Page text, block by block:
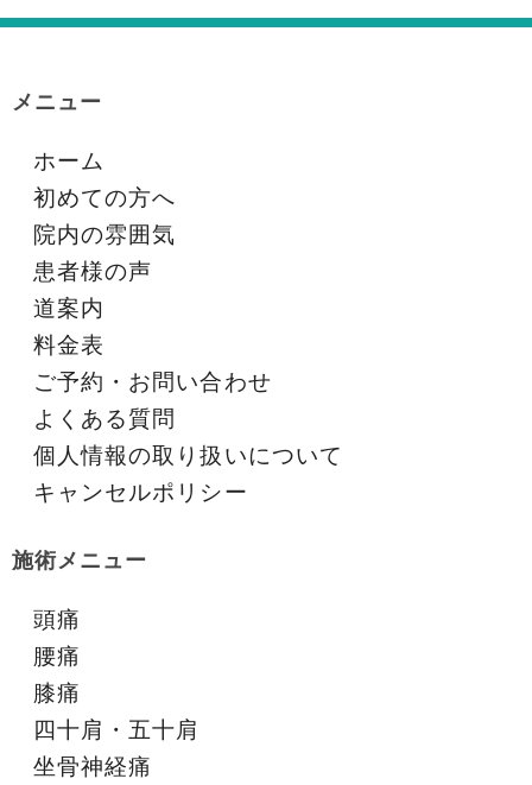
メニュー
ホーム
初めての方へ
院内の雰囲気
患者様の声
道案内
料金表
ご予約・お問い合わせ
よくある質問
個人情報の取り扱いについて
キャンセルポリシー
施術メニュー
頭痛
腰痛
膝痛
四十肩・五十肩
坐骨神経痛